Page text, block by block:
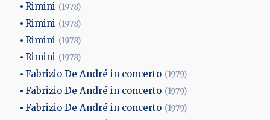
Rimini (1978)
Rimini (1978)
Rimini (1978)
Rimini (1978)
Fabrizio De André in concerto (1979)
Fabrizio De André in concerto (1979)
Fabrizio De André in concerto (1979)